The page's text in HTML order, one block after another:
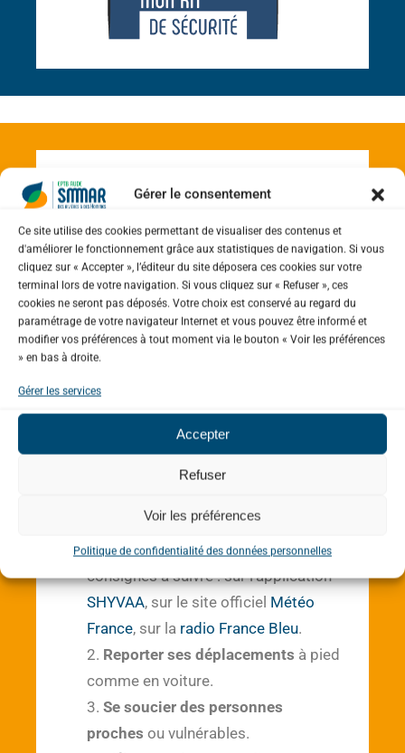
Gérer le consentement
Ce site utilise des cookies permettant de visualiser des contenus et
d'améliorer le fonctionnement grâce aux statistiques de navigation. Si vous
cliquez sur « Accepter », l’éditeur du site déposera ces cookies sur votre
terminal lors de votre navigation. Si vous cliquez sur « Refuser », ces
cookies ne seront pas déposés. Votre choix est conservé au regard du
paramétrage de votre navigateur Internet et vous pouvez être informé et
modifier vos préférences à tout moment via le bouton « Voir les préférences
» en bas à droite.
Gérer les services
Accepter
Refuser
Voir les préférences
Politique de confidentialité des données personnelles
des cours d’eau, le Préfet (Protection
civile) envoie aux maires des bassins
versants un message vocal de vigilance
ou d’alerte. Les maires transmettent à la
population l’information et les consignes
immédiates.
Pour nous protéger et devenir acteur de
sont à adopter en cas de fortes pluies
S’informerpour connaître les
consignes à suivre : sur l’application
SHYVAA, sur le site officiel Météo
France, sur la radio France Bleu.
Reporter ses déplacements à pied
comme en voiture.
Se soucier des personnes
proches ou vulnérables.